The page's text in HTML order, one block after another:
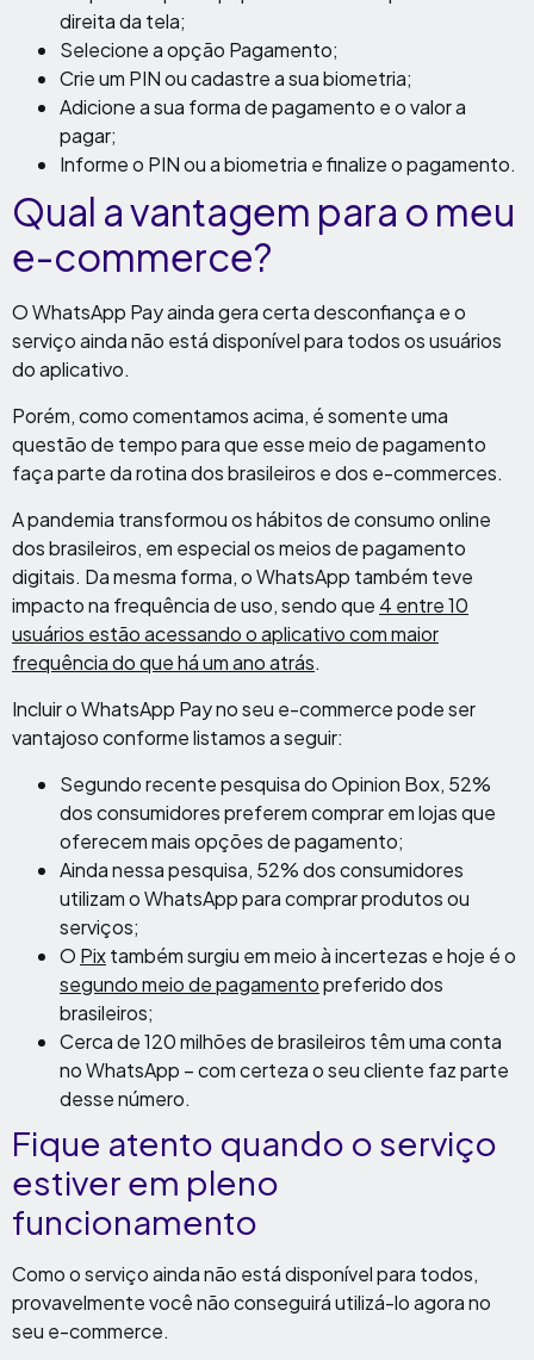
direita da tela;
Selecione a opção Pagamento;
Crie um PIN ou cadastre a sua biometria;
Adicione a sua forma de pagamento e o valor a
pagar;
Informe o PIN ou a biometria e finalize o pagamento.
Qual a vantagem para o meu
e-commerce?
O WhatsApp Pay ainda gera certa desconfiança e o
serviço ainda não está disponível para todos os usuários
do aplicativo.
Porém, como comentamos acima, é somente uma
questão de tempo para que esse meio de pagamento
faça parte da rotina dos brasileiros e dos e-commerces.
A pandemia transformou os hábitos de consumo online
dos brasileiros, em especial os meios de pagamento
digitais. Da mesma forma, o WhatsApp também teve
impacto na frequência de uso, sendo que 4 entre 10
usuários estão acessando o aplicativo com maior
frequência do que há um ano atrás.
Incluir o WhatsApp Pay no seu e-commerce pode ser
vantajoso conforme listamos a seguir:
Segundo recente pesquisa do Opinion Box, 52%
dos consumidores preferem comprar em lojas que
oferecem mais opções de pagamento;
Ainda nessa pesquisa, 52% dos consumidores
utilizam o WhatsApp para comprar produtos ou
serviços;
O Pixtambém surgiu em meio à incertezas e hoje é o
segundo meio de pagamentopreferido dos
brasileiros;
Cerca de 120 milhões de brasileiros têm uma conta
no WhatsApp – com certeza o seu cliente faz parte
desse número.
Fique atento quando o serviço
estiver em pleno
funcionamento
Como o serviço ainda não está disponível para todos,
provavelmente você não conseguirá utilizá-lo agora no
seu e-commerce.